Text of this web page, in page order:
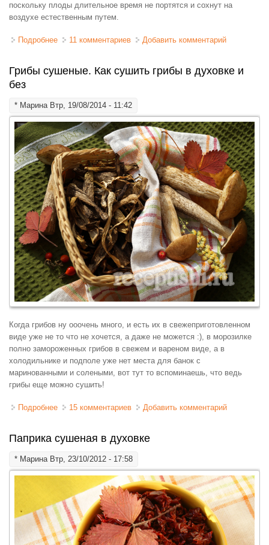
поскольку плоды длительное время не портятся и сохнут на
воздухе естественным путем.
Подробнее о Как сушить шиповник в домашних условиях
11 комментариев Добавить комментарий
Грибы сушеные. Как сушить грибы в духовке и
без
* МаринаВтр, 19/08/2014 - 11:42
Когда грибов ну ооочень много, и есть их в свежеприготовленном
виде уже не то что не хочется, а даже не можется :), в морозилке
полно замороженных грибов в свежем и вареном виде, а в
холодильнике и подполе уже нет места для банок с
маринованными и солеными, вот тут то вспоминаешь, что ведь
грибы еще можно сушить!
Подробнее о Грибы сушеные. Как сушить грибы в духовке и без
15 комментариев Добавить комментарий
Паприка сушеная в духовке
* МаринаВтр, 23/10/2012 - 17:58